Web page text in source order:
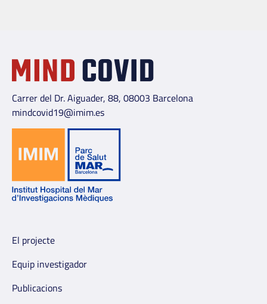
Carrer del Dr. Aiguader, 88, 08003 Barcelona
mindcovid19@imim.es
El projecte
Equip investigador
Publicacions